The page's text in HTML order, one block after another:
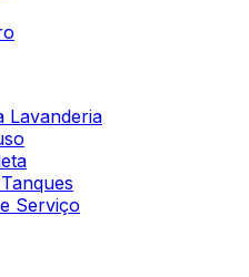
Lavanderia
Serviço